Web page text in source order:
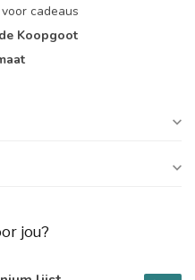
cadeaus
Koopgoot
jou?